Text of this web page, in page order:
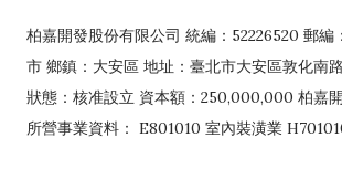
柏嘉開發股份有限公司 統編：52226520 郵編
市 鄉鎮：大安區 地址：臺北市大安區敦化南
狀態：核准設立 資本額：250,000,000 柏嘉
所營事業資料： E801010 室內裝潢業